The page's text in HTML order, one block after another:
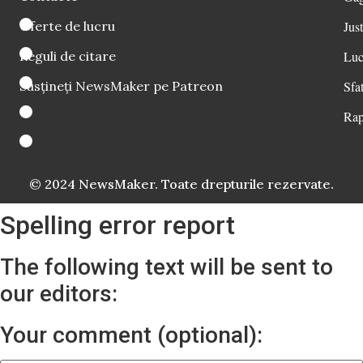
Oferte de lucru
Reguli de citare
Susțineți NewsMaker pe Patreon
© 2024 NewsMaker. Toate drepturile rezervate.
Spelling error report
The following text will be sent to
our editors:
Your comment (optional):